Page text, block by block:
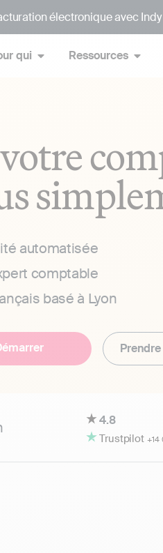
électronique avec
qui Ressources
automatisée
comptable
basé à Lyon
4.8
Trustpilot +14